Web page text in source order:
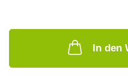
In den